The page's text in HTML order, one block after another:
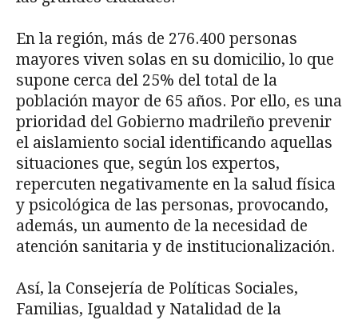
En la región, más de 276.400 personas
mayores viven solas en su domicilio, lo que
supone cerca del 25% del total de la
población mayor de 65 años. Por ello, es una
prioridad del Gobierno madrileño prevenir
el aislamiento social identificando aquellas
situaciones que, según los expertos,
repercuten negativamente en la salud física
y psicológica de las personas, provocando,
además, un aumento de la necesidad de
atención sanitaria y de institucionalización.
Así, la Consejería de Políticas Sociales,
Familias, Igualdad y Natalidad de la